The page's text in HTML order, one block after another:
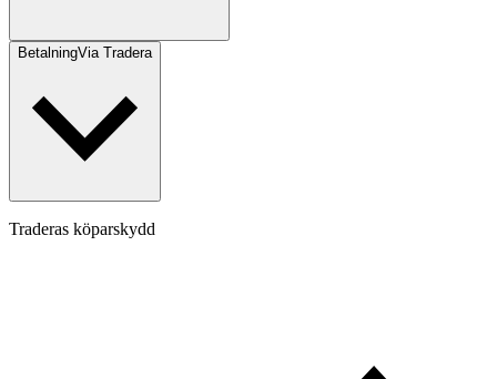
BetalningVia Tradera
Traderas köparskydd